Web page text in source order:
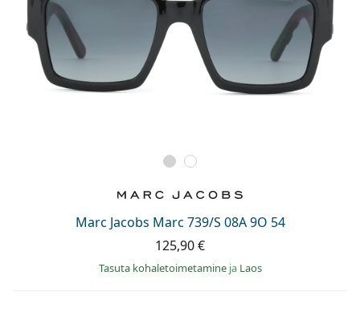
Marc Jacobs Marc 739/S 08A 9O 54
125,90 €
Tasuta kohaletoimetamine ja Laos